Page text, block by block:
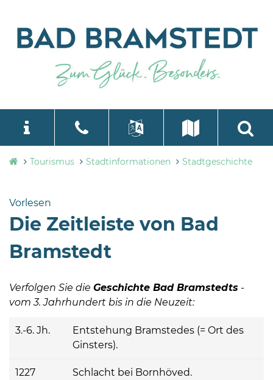
Tourismusbüro
Bramstedt
Bleeck 15-
24576 Bad
Bramstedt
bramstedt.de
language
Tourismus Stadtinformationen Stadtgeschichte
Vorlesen
Die Zeitleiste von Bad
Bramstedt
Verfolgen Sie die Geschichte Bad Bramstedts -
vom 3. Jahrhundert bis in die Neuzeit:
3.-6. Jh.
Entstehung Bramstedes (= Ort des
Ginsters).
1227 Schlacht bei Bornhöved.